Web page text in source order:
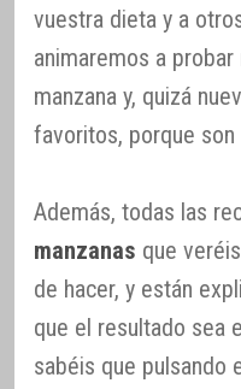
vuestra dieta y a
animaremos a
manzana y, quizá
favoritos, porque
Además, todas las
manzanas que
de hacer, y están
que el resultado sea
sabéis que pulsando